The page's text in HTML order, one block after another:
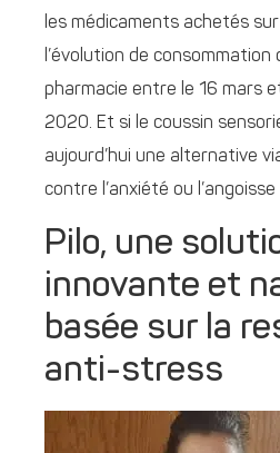
les médicaments achetés
l’évolution de consommation
pharmacie entre le 16 mars
2020. Et si le coussin
aujourd’hui une alternative
contre l’anxiété ou l’angoisse
Pilo, une
innovante et
basée sur la
anti-stress